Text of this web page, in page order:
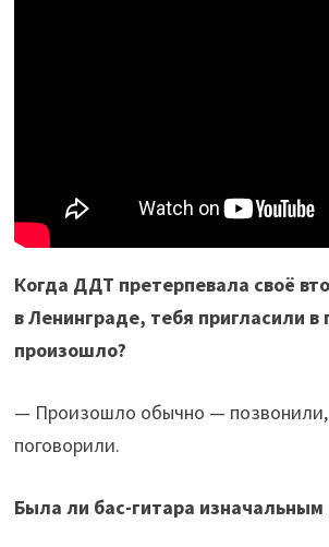
Когда ДДТ претерпевала своё
в Ленинграде, тебя пригласили в
произошло?
— Произошло обычно — позвонили,
поговорили.
Была ли бас-гитара